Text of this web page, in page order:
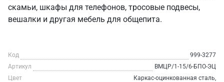
скамьи, шкафы для телефонов, тросовые подвесы,
вешалки и другая мебель для общепита.
Код
999-3277
Артикул
ВМЦР/1-15/6-БПО-ЭЦ
Цвет
Каркас-оцинкованная сталь,